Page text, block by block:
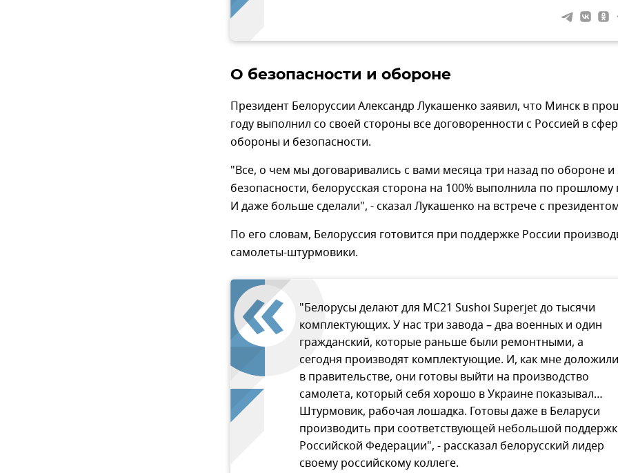
О безопасности и обороне
Президент Белоруссии Александр Лукашенко заявил, что Минск в
году выполнил со своей стороны все договоренности с Россией в
обороны и безопасности.
"Все, о чем мы договаривались с вами месяца три назад по обороне и
безопасности, белорусская сторона на 100% выполнила по прошлому
И даже больше сделали", - сказал Лукашенко на встрече с
По его словам, Белоруссия готовится при поддержке России
самолеты-штурмовики.
"Белорусы делают для МС21 Sushoi Superjet до тысячи
комплектующих. У нас три завода – два военных и один
гражданский, которые раньше были ремонтными, а
сегодня производят комплектующие. И, как мне доложили
в правительстве, они готовы выйти на производство
самолета, который себя хорошо в Украине показывал…
Штурмовик, рабочая лошадка. Готовы даже в Беларуси
производить при соответствующей небольшой
Российской Федерации", - рассказал белорусский лидер
своему российскому коллеге.